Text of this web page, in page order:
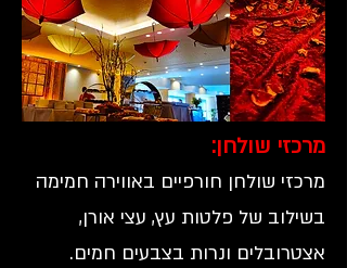
מרכזי שולחן:
מרכזי שולחן חורפיים באווירה חמימה
בשילוב של פלטות עץ, עצי אורן,
אצטרובלים ונרות בצבעים חמים.